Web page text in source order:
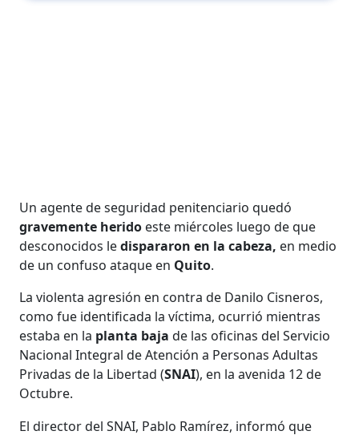
Un agente de seguridad penitenciario quedó
gravemente herido este miércoles luego de que
desconocidos ledispararon en la cabeza, en medio
de un confuso ataque en Quito.
La violenta agresión en contra de Danilo Cisneros,
como fue identificada la víctima, ocurrió mientras
estaba en la planta bajade las oficinas del Servicio
Nacional Integral de Atención a Personas Adultas
Privadas de la Libertad (SNAI), en la avenida 12 de
Octubre.
El director del SNAI, Pablo Ramírez, informó que